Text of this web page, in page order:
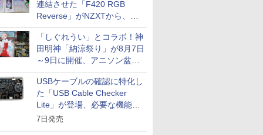
連結させた「F420 RGB
Reverse」がNZXTから、単
一フレーム採用
「しぐれうい」とコラボ！神
田明神「納涼祭り」が8月7日
～9日に開催、アニソン盆踊
りや屋台グルメなどもあり
USBケーブルの確認に特化し
た「USB Cable Checker
Lite」が登場、必要な機能を
凝縮しコンパクトに
7日発売